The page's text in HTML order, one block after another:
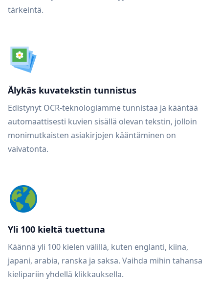
tärkeintä.
Älykäs kuvatekstin tunnistus
Edistynyt OCR-teknologiamme tunnistaa ja kääntää
automaattisesti kuvien sisällä olevan tekstin, jolloin
monimutkaisten asiakirjojen kääntäminen on
vaivatonta.
Yli 100 kieltä tuettuna
Käännä yli 100 kielen välillä, kuten englanti, kiina,
japani, arabia, ranska ja saksa. Vaihda mihin tahansa
kielipariin yhdellä klikkauksella.